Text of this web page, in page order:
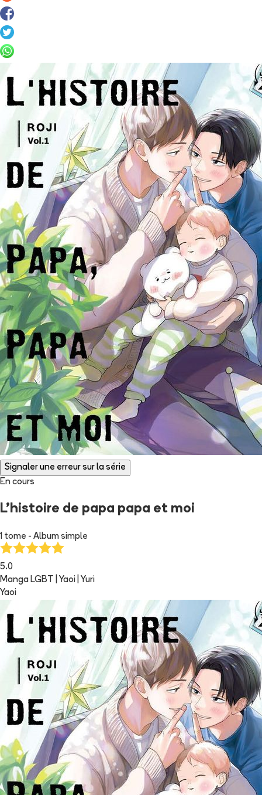
Signaler une erreur sur la série
En cours
L'histoire de papa papa et moi
1 tome - Album simple
5.0
Manga LGBT | Yaoi | Yuri
Yaoi